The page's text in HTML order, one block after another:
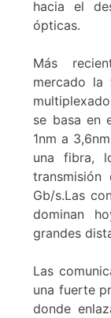
hacia el
ópticas.
Más
mercado la
se basa en
1nm a
una fibra,
Gb/s.Las
dominan
grandes
Las
una fuerte
donde